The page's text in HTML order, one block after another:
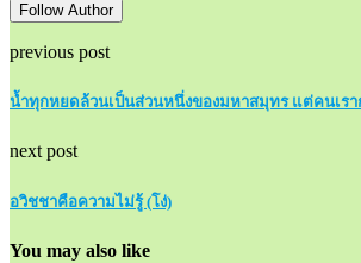
Follow Author
previous post
น้ำทุกหยดล้วนเป็นส่วนหนึ่งของมหาสมุทร แต่คนเรา
next post
อวิชชาคือความไม่รู้ (โง่)
You may also like